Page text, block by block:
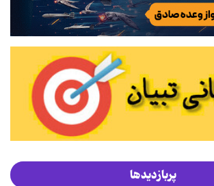
پربازدیدها